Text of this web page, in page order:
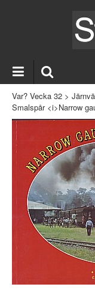
Var? Vecka 32 >
Smalspår <i>Narrow